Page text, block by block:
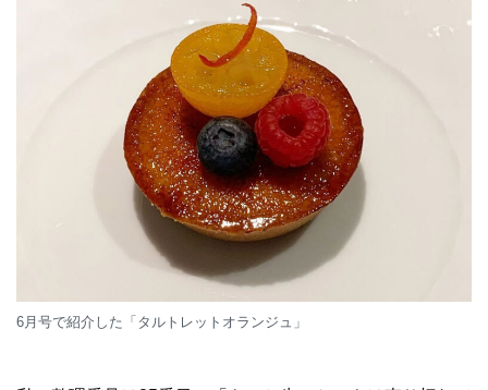
6月号で紹介した「タルトレットオランジュ」